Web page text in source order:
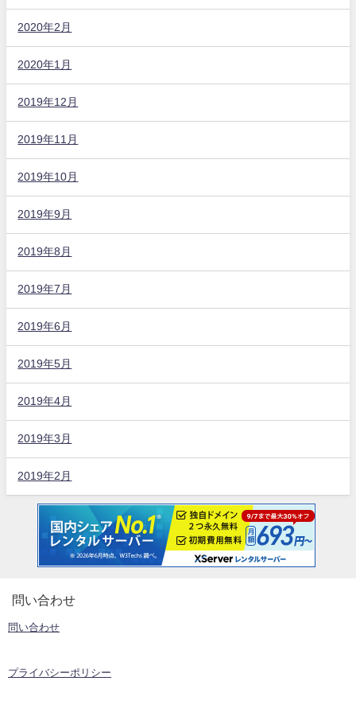
2020年2月
2020年1月
2019年12月
2019年11月
2019年10月
2019年9月
2019年8月
2019年7月
2019年6月
2019年5月
2019年4月
2019年3月
2019年2月
問い合わせ
問い合わせ
プライバシーポリシー